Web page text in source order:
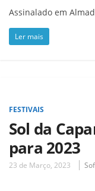
Assinalado em
Ler mais
FESTIVAIS
Sol da
para 2023
23 de Março, 2023